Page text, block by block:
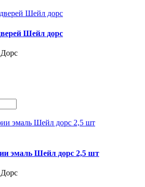
Шейл дорс
эмаль Шейл дорс 2,5 шт